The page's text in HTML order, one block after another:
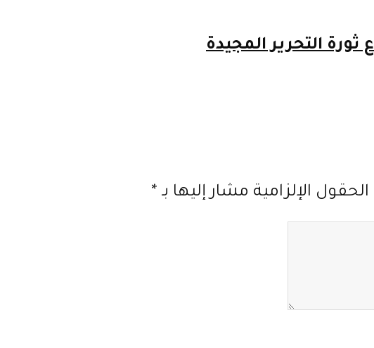
الحقول الإلزامية مشار إليها بـ *